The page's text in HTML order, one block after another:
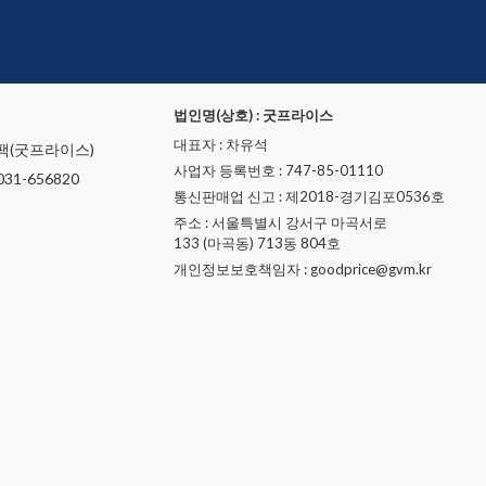
(굿프라이스)
656820
법인명(상호) : 굿프라이스
대표자 : 차유석
사업자 등록번호 : 747-85-01110
통신판매업 신고 : 제2018-경기김포0536호
주소 : 서울특별시 강서구 마곡서로
133 (마곡동) 713동 804호
개인정보보호책임자 : goodprice@gvm.kr